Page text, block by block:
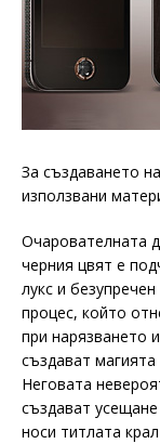
За създаването
използвани
Очарователната
черния цвят е
лукс и
процес, който
при нарязването
създават
Неговата
създават
носи титлата